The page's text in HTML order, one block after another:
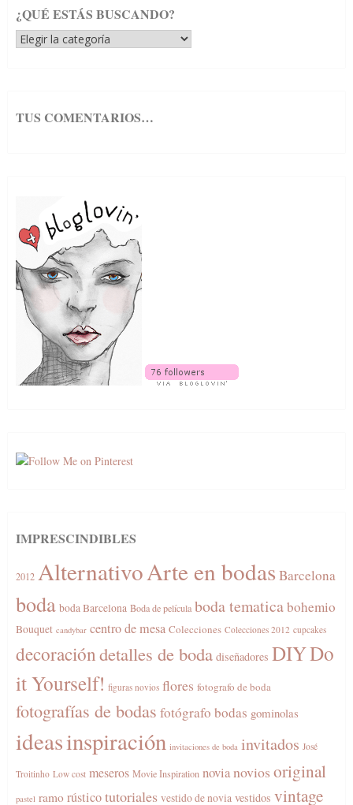
¿QUÉ ESTÁS BUSCANDO?
¿Qué
TUS COMENTARIOS…
IMPRESCINDIBLES
2012 AlternativoArte en bodas Barcelona
boda boda Barcelona Boda de película boda tematicabohemio
Bouquet candybar centro de mesa Colecciones Colecciones 2012 cupcakes
decoracióndetalles de boda diseñadores DIYDo
it Yourself! figuras novios flores fotografo de boda
fotografías de bodas fotógrafo bodas gominolas
ideasinspiración invitaciones de boda invitados José
Troitinho Low cost meseros Movie Inspiration novianovios original
pastel ramo rústicotutoriales vestido de novia vestidos vintage